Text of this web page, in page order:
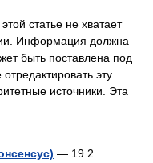
статье не хватает
Информация должна
быть поставлена под
эту
источники. Эта
— 19.2